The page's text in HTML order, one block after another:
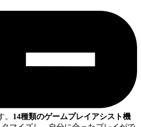
14種類のゲームプレイアシスト機